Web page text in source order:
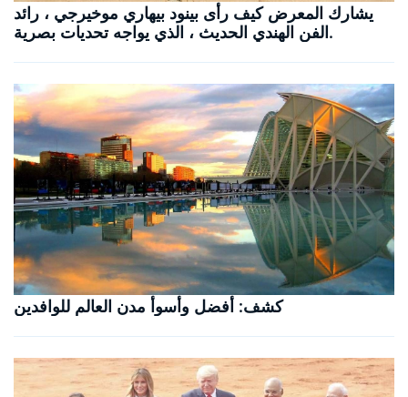
يشارك المعرض كيف رأى بينود بيهاري موخيرجي ، رائد
الفن الهندي الحديث ، الذي يواجه تحديات بصرية.
كشف: أفضل وأسوأ مدن العالم للوافدين